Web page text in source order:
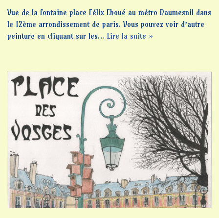
Vue de la fontaine place Félix Eboué au métro Daumesnil dans
le 12ème arrondissement de paris. Vous pouvez voir d’autre
peinture en cliquant sur les… Lire la suite »